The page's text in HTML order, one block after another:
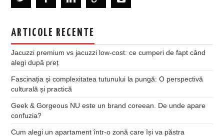
ARTICOLE RECENTE
Jacuzzi premium vs jacuzzi low-cost: ce cumperi de fapt când
alegi după preț
Fascinația și complexitatea tutunului la pungă: O perspectivă
culturală și practică
Geek & Gorgeous NU este un brand coreean. De unde apare
confuzia?
Cum alegi un apartament într-o zonă care își va păstra